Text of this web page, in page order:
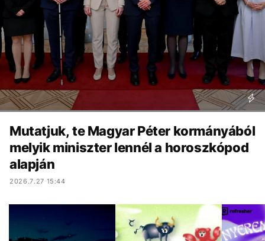
Mutatjuk, te Magyar Péter kormányából
melyik miniszter lennél a horoszkópod
alapján
2026.7.27 15:44